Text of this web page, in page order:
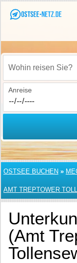
Wohin reisen Sie?
Anreise
OSTSEE BUCHEN »
AMT TREPTOWER
(Amt